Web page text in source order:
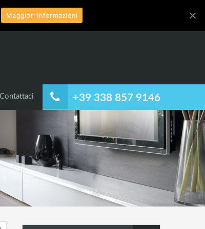
+39 338 857 9146
Contattaci
Maggiori Informazioni